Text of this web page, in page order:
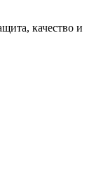
качество и